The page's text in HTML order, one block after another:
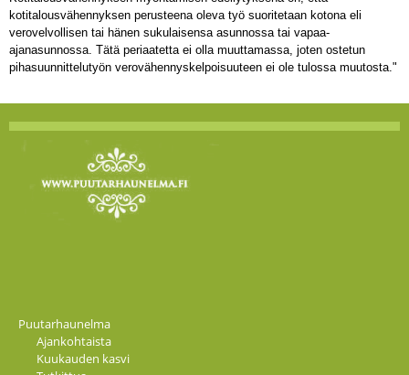
kotitalousvähennyksen perusteena oleva työ suoritetaan kotona eli
verovelvollisen tai hänen sukulaisensa asunnossa tai vapaa-
ajanasunnossa. Tätä periaatetta ei olla muuttamassa, joten ostetun
pihasuunnittelutyön verovähennyskelpoisuuteen ei ole tulossa muutosta."
Puutarhaunelma
Ajankohtaista
Kuukauden kasvi